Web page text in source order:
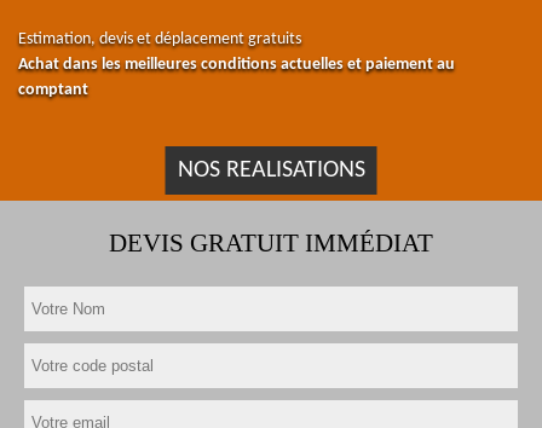
Estimation, devis et déplacement gratuits
Achat dans les meilleures conditions actuelles et paiement au
comptant
NOS REALISATIONS
DEVIS GRATUIT IMMÉDIAT